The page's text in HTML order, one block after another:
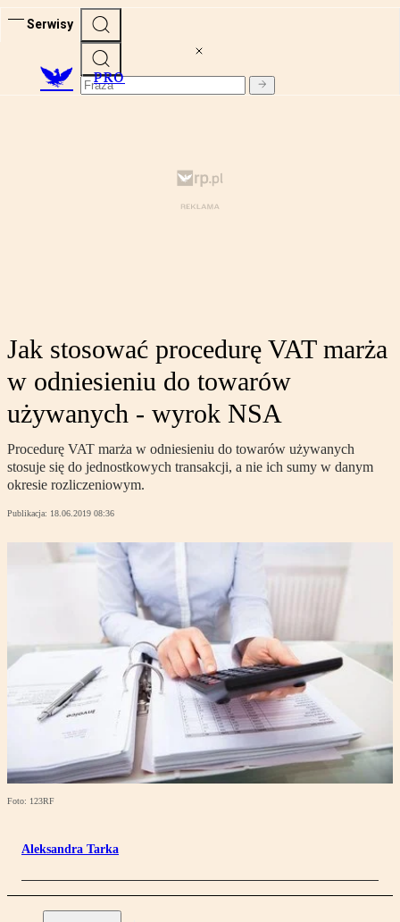
Serwisy
PRO
Jak stosować procedurę VAT marża
w odniesieniu do towarów
używanych - wyrok NSA
Procedurę VAT marża w odniesieniu do towarów używanych
stosuje się do jednostkowych transakcji, a nie ich sumy w danym
okresie rozliczeniowym.
Publikacja: 18.06.2019 08:36
Foto: 123RF
Aleksandra Tarka